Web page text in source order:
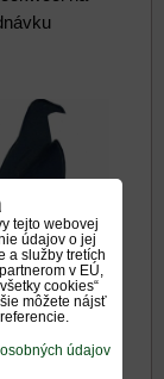
ukončenie
tejto webovej
údajov o jej
a služby tretích
v EÚ,
cookies“
môžete nájsť
údajov